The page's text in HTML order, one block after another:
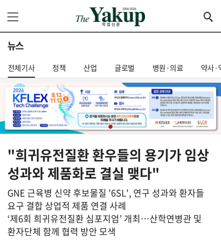
뉴스
전체기사 정책 산업 글로벌 병원·의료 약사·
"희귀유전질환 환우들의 용기가 임상
성과와 제품화로 결실 맺다"
GNE 근육병 신약 후보물질 '6SL', 연구 성과와 환자들
요구 결합 상업적 제품 연결 사례
‘제6회 희귀유전질환 심포지엄’ 개최…산학연병관 및
환자단체 함께 협력 방안 모색